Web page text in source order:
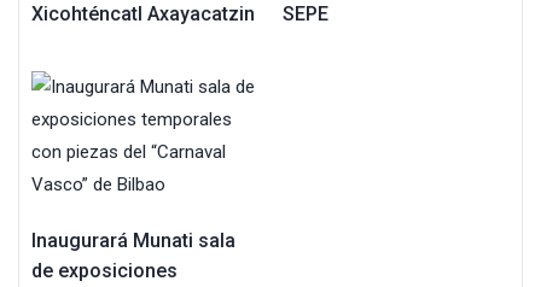
Xicohténcatl Axayacatzin
SEPE
Inaugurará Munati sala
de exposiciones